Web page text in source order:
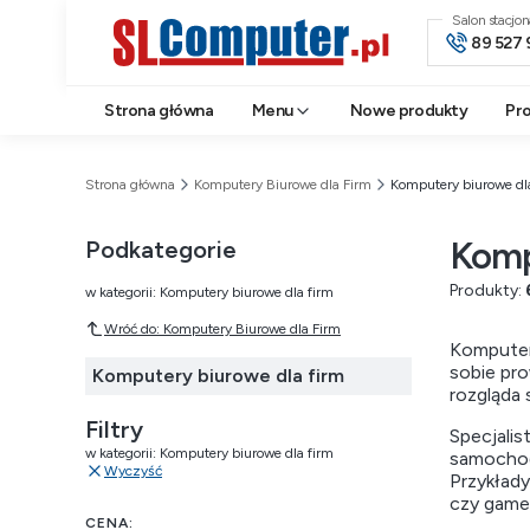
Salon
89 527
Strona główna Menu Nowe produkty
Strona główna Komputery Biurowe dla Firm Komputery biurowe
Podkategorie
w kategorii: Komputery biurowe dla firm
Wróć do: Komputery Biurowe dla Firm
Komputery biurowe dla firm
Filtry
w kategorii: Komputery biurowe dla firm
Wyczyść
CENA:
Produkty:
sobie
rozgląda
czy